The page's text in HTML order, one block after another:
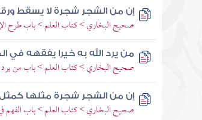
إن من الشجر شجرة لا يسقط
صحيح البخاري > كتاب العلم > باب طرح
من يرد الله به خيرا يفقهه في
صحيح البخاري > كتاب العلم > باب من يرد
إن من الشجر شجرة مثلها
صحيح البخاري > كتاب العلم > باب الفهم